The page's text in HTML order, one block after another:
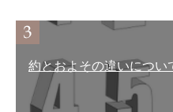
約とおよその違いについ